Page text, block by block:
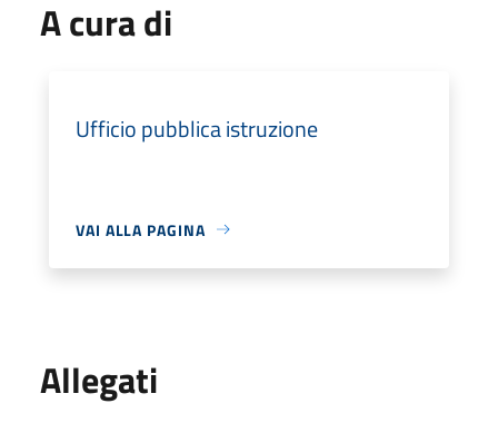
A cura di
Ufficio pubblica istruzione
VAI ALLA PAGINA
Allegati